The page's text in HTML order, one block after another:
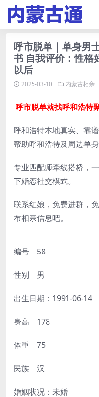
呼市脱单｜单身男
书 自我评价：性格
以后
2025-03-10 内蒙古相亲
呼市脱单就找呼和浩特
呼和浩特本地真实、靠
帮助呼和浩特及周边单身
专业匹配师牵线搭桥，
下婚恋社交模式。
联系红娘，免费进群，
布相亲信息吧。
编号：58
性别：男
出生日期：1991-06-14
身高：178
体重：75
民族：汉
婚姻状况：未婚